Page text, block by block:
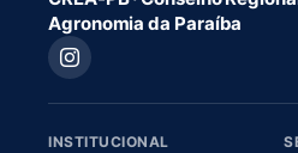
Agronomia da Paraíba
INSTITUCIONAL